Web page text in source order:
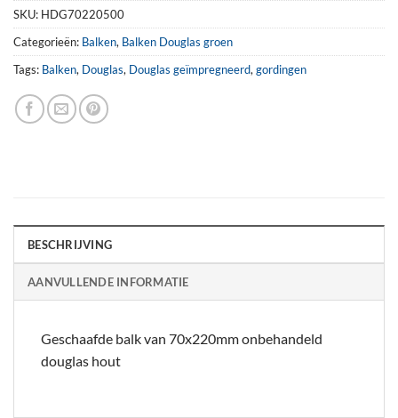
SKU: HDG70220500
Categorieën: Balken, Balken Douglas groen
Tags: Balken, Douglas, Douglas geïmpregneerd,gordingen
BESCHRIJVING
AANVULLENDE INFORMATIE
Geschaafde balk van 70x220mm onbehandeld
douglas hout